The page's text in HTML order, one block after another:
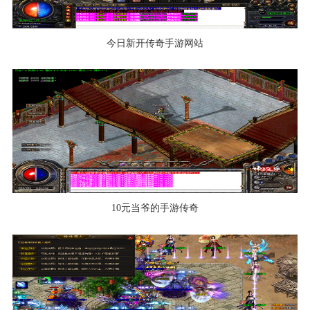
今日新开传奇手游网站
10元当爷的手游传奇